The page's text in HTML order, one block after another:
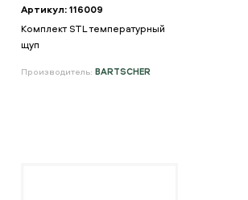
Артикул: 116009
Комплект STL температурный
щуп
Производитель: BARTSCHER